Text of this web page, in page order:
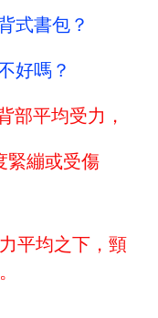
式書包？
好嗎？
部平均受力，
緊繃或受傷
平均之下，頸